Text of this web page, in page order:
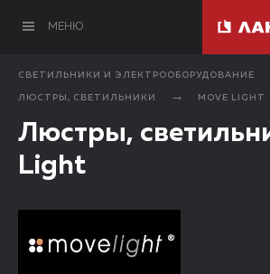
МЕНЮ
СВЕТИЛЬНИКИ И ЭЛЕКТРООБОРУДОВАНИЕ
ЛЮСТРЫ, СВЕТИЛЬНИКИ MOVE LIGHT
Люстры,
Light